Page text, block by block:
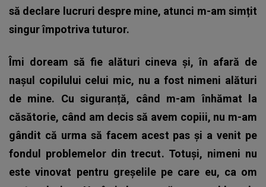
să declare lucruri despre mine, atunci m-am simțit
singur împotriva tuturor.
Îmi doream să fie alături cineva și, în afară de
nașul copilului celui mic, nu a fost nimeni alături
de mine. Cu siguranță, când m-am înhămat la
căsătorie, când am decis să avem copiii, nu m-am
gândit că urma să facem acest pas și a venit pe
fondul problemelor din trecut. Totuși, nimeni nu
este vinovat pentru greșelile pe care eu, ca om